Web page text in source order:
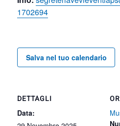
1702694
Salva nel tuo calendario
DETTAGLI
Data: